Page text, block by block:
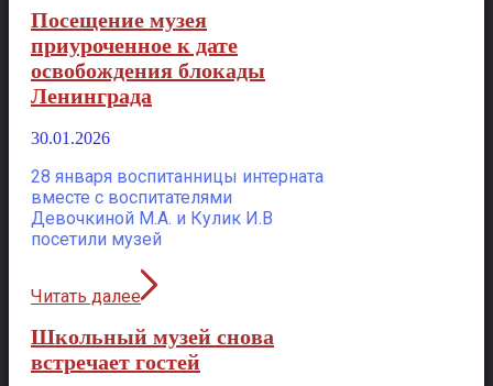
Посещение музея
приуроченное к дате
освобождения блокады
Ленинграда
30.01.2026
28 января воспитанницы интерната
вместе с воспитателями
Девочкиной М.А. и Кулик И.В
посетили музей
Читать далее
Школьный музей снова
встречает гостей